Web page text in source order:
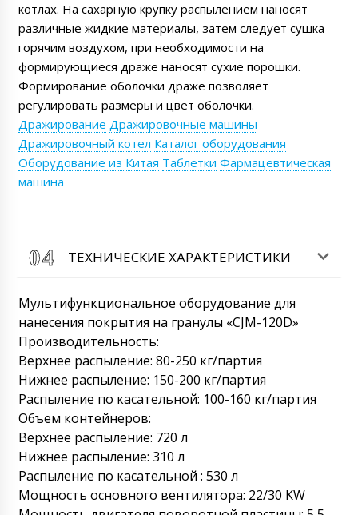
котлах. На сахарную крупку распылением наносят
различные жидкие материалы, затем следует сушка
горячим воздухом, при необходимости на
формирующиеся драже наносят сухие порошки.
Формирование оболочки драже позволяет
регулировать размеры и цвет оболочки.
Дражирование Дражировочные машины
Дражировочный котел Каталог оборудования
Оборудование из Китая Таблетки Фармацевтическая
машина
ТЕХНИЧЕСКИЕ ХАРАКТЕРИСТИКИ
Мультифункциональное оборудование для
нанесения покрытия на гранулы «CJM-120D»
Производительность:
Верхнее распыление: 80-250 кг/партия
Нижнее распыление: 150-200 кг/партия
Распыление по касательной: 100-160 кг/партия
Объем контейнеров:
Верхнее распыление: 720 л
Нижнее распыление: 310 л
Распыление по касательной : 530 л
Мощность основного вентилятора: 22/30 KW
Айсылу
Уважаемый Роман я из Казахстана.
Крайний срок (time) я жду от вас КП на
машину для удаления таблеток и капсул из
блистерной упаковки MB-10 с доставкой.
09/08/2026 09:38
транспортной компании по срокам
Мы отправили на почту info@minipress.ru
фотографии поврежденного ящика с
машиной по индукционной приварки
мембран марки FG-08. Перезвоните
пожалуйста.
09/08/2026 09:48
Роман Цибульский
Добрый день, Лев! Повреждение упаковки ,
к сожалению, частая практика при
перевозках. Просим вас аккуратно
распаковать груз, и отправить нам серию
фотографий. Посмотрим и примем меры.